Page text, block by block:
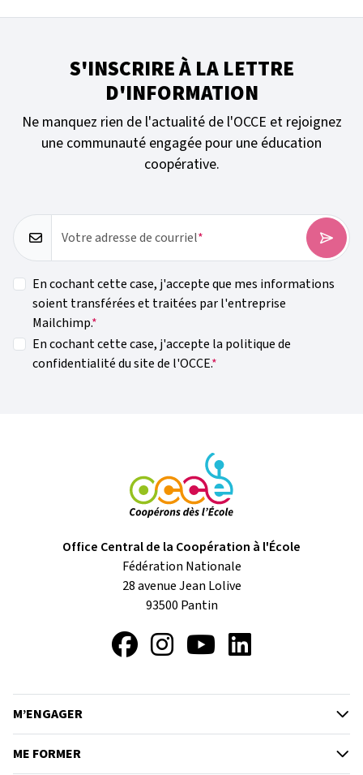
S'INSCRIRE À LA LETTRE
D'INFORMATION
Ne manquez rien de l'actualité de l'OCCE et rejoignez
une communauté engagée pour une éducation
coopérative.
Votre adresse de courriel
En cochant cette case, j'accepte que mes informations
soient transférées et traitées par l'entreprise
Mailchimp.
En cochant cette case, j'accepte la politique de
confidentialité du site de l'OCCE.
Office Central de la Coopération à l'École
Fédération Nationale
28 avenue Jean Lolive
93500 Pantin
FacebookInstagramYouTube
M’ENGAGER
ME FORMER